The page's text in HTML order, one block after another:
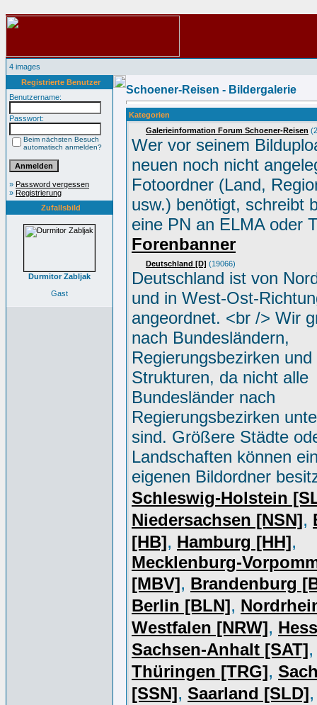
4 images
Registrierte Benutzer
Benutzername:
Passwort:
Beim nächsten Besuch
automatisch anmelden?
» Password vergessen
» Registrierung
Zufallsbild
Durmitor Zabljak
Gast
Schoener-Reisen - Bildergalerie
Kategorien
Galerieinformation Forum Schoener-Reisen
Wer vor seinem
neuen noch nicht
Fotoordner (Land,
usw.) benötigt, schreibt
eine PN an ELMA oder
Forenbanner
Deutschland [D] (19066)
Deutschland ist von
und in West-Ost-
angeordnet. <br /> Wir
nach Bundesländern,
Regierungsbezirken
Strukturen, da nicht alle
Bundesländer nach
Regierungsbezirken
sind. Größere Städte
Landschaften können
eigenen Bildordner
Schleswig-Holstein
Niedersachsen [NSN],
[HB], Hamburg [HH],
Mecklenburg-
[MBV], Brandenburg
Berlin [BLN],
Westfalen [NRW],
Sachsen-Anhalt [SAT],
Thüringen [TRG],
[SSN], Saarland [SLD],